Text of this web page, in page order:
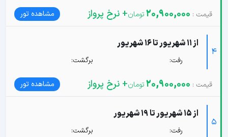
20,900,000 + نرخ پرواز مشاهده تور
4
از 11 شهریور تا 16 شهریور
رفت: برگشت:
20,900,000 + نرخ پرواز مشاهده تور
5
از 15 شهریور تا 19 شهریور
رفت: برگشت: